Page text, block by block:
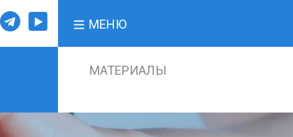
МЕНЮ
МАТЕРИАЛЫ